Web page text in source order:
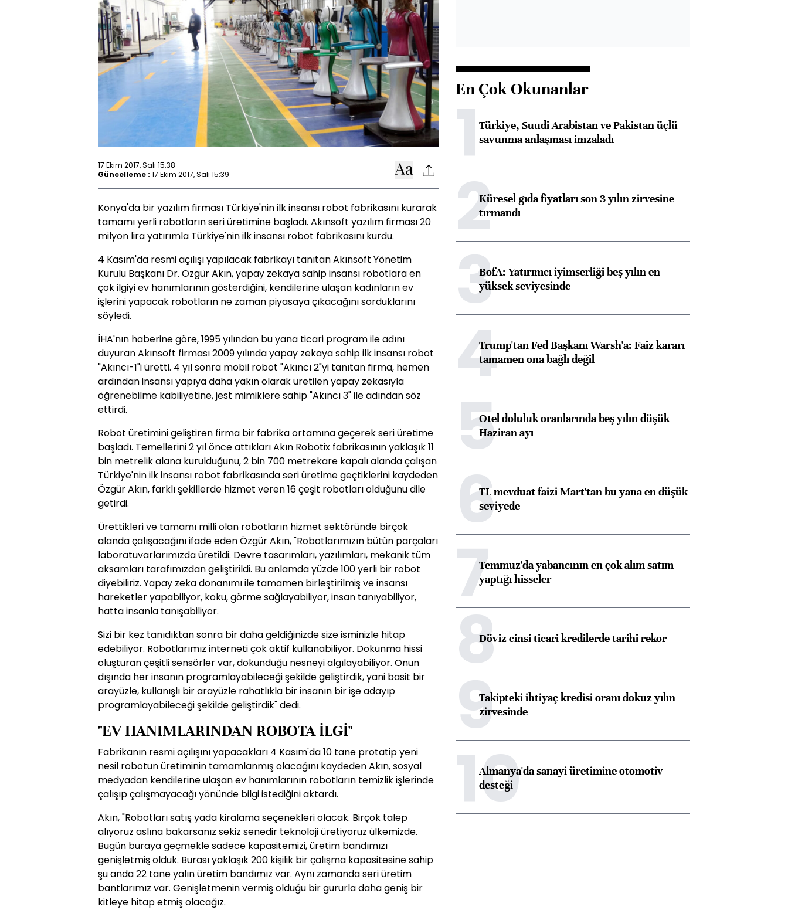
17 Ekim 2017, Salı 15:38
Güncelleme : 17 Ekim 2017, Salı 15:39
Konya'da bir yazılım firması Türkiye'nin ilk insansı robot fabrikasını kurarak
tamamı yerli robotların seri üretimine başladı. Akınsoft yazılım firması 20
milyon lira yatırımla Türkiye'nin ilk insansı robot fabrikasını kurdu.
4 Kasım'da resmi açılışı yapılacak fabrikayı tanıtan Akınsoft Yönetim
Kurulu Başkanı Dr. Özgür Akın, yapay zekaya sahip insansı robotlara en
çok ilgiyi ev hanımlarının gösterdiğini, kendilerine ulaşan kadınların ev
işlerini yapacak robotların ne zaman piyasaya çıkacağını sorduklarını
söyledi.
İHA'nın haberine göre, 1995 yılından bu yana ticari program ile adını
duyuran Akınsoft firması 2009 yılında yapay zekaya sahip ilk insansı robot
"Akıncı-1"i üretti. 4 yıl sonra mobil robot "Akıncı 2"yi tanıtan firma, hemen
ardından insansı yapıya daha yakın olarak üretilen yapay zekasıyla
öğrenebilme kabiliyetine, jest mimiklere sahip "Akıncı 3" ile adından söz
ettirdi.
Robot üretimini geliştiren firma bir fabrika ortamına geçerek seri üretime
başladı. Temellerini 2 yıl önce attıkları Akın Robotix fabrikasının yaklaşık 11
bin metrelik alana kurulduğunu, 2 bin 700 metrekare kapalı alanda çalışan
Türkiye'nin ilk insansı robot fabrikasında seri üretime geçtiklerini kaydeden
Özgür Akın, farklı şekillerde hizmet veren 16 çeşit robotları olduğunu dile
getirdi.
Ürettikleri ve tamamı milli olan robotların hizmet sektöründe birçok
alanda çalışacağını ifade eden Özgür Akın, "Robotlarımızın bütün parçaları
laboratuvarlarımızda üretildi. Devre tasarımları, yazılımları, mekanik tüm
aksamları tarafımızdan geliştirildi. Bu anlamda yüzde 100 yerli bir robot
diyebiliriz. Yapay zeka donanımı ile tamamen birleştirilmiş ve insansı
hareketler yapabiliyor, koku, görme sağlayabiliyor, insan tanıyabiliyor,
hatta insanla tanışabiliyor.
Sizi bir kez tanıdıktan sonra bir daha geldiğinizde size isminizle hitap
edebiliyor. Robotlarımız interneti çok aktif kullanabiliyor. Dokunma hissi
oluşturan çeşitli sensörler var, dokunduğu nesneyi algılayabiliyor. Onun
dışında her insanın programlayabileceği şekilde geliştirdik, yani basit bir
arayüzle, kullanışlı bir arayüzle rahatlıkla bir insanın bir işe adayıp
programlayabileceği şekilde geliştirdik" dedi.
"EV HANIMLARINDAN ROBOTA İLGİ"
Fabrikanın resmi açılışını yapacakları 4 Kasım'da 10 tane protatip yeni
nesil robotun üretiminin tamamlanmış olacağını kaydeden Akın, sosyal
medyadan kendilerine ulaşan ev hanımlarının robotların temizlik işlerinde
çalışıp çalışmayacağı yönünde bilgi istediğini aktardı.
Akın, "Robotları satış yada kiralama seçenekleri olacak. Birçok talep
alıyoruz aslına bakarsanız sekiz senedir teknoloji üretiyoruz ülkemizde.
Bugün buraya geçmekle sadece kapasitemizi, üretim bandımızı
genişletmiş olduk. Burası yaklaşık 200 kişilik bir çalışma kapasitesine sahip
şu anda 22 tane yalın üretim bandımız var. Aynı zamanda seri üretim
bantlarımız var. Genişletmenin vermiş olduğu bir gururla daha geniş bir
kitleye hitap etmiş olacağız.
En Çok Okunanlar
1Türkiye, Suudi Arabistan ve Pakistan üçlü
savunma anlaşması imzaladı
2Küresel gıda fiyatları son 3 yılın zirvesine
tırmandı
3BofA: Yatırımcı iyimserliği beş yılın en
yüksek seviyesinde
4Trump'tan Fed Başkanı Warsh'a: Faiz kararı
tamamen ona bağlı değil
5Otel doluluk oranlarında beş yılın düşük
Haziran ayı
6TL mevduat faizi Mart'tan bu yana en düşük
seviyede
7Temmuz'da yabancının en çok alım satım
yaptığı hisseler
8Döviz cinsi ticari kredilerde tarihi rekor
9Takipteki ihtiyaç kredisi oranı dokuz yılın
zirvesinde
10
Almanya'da sanayi üretimine otomotiv
desteği